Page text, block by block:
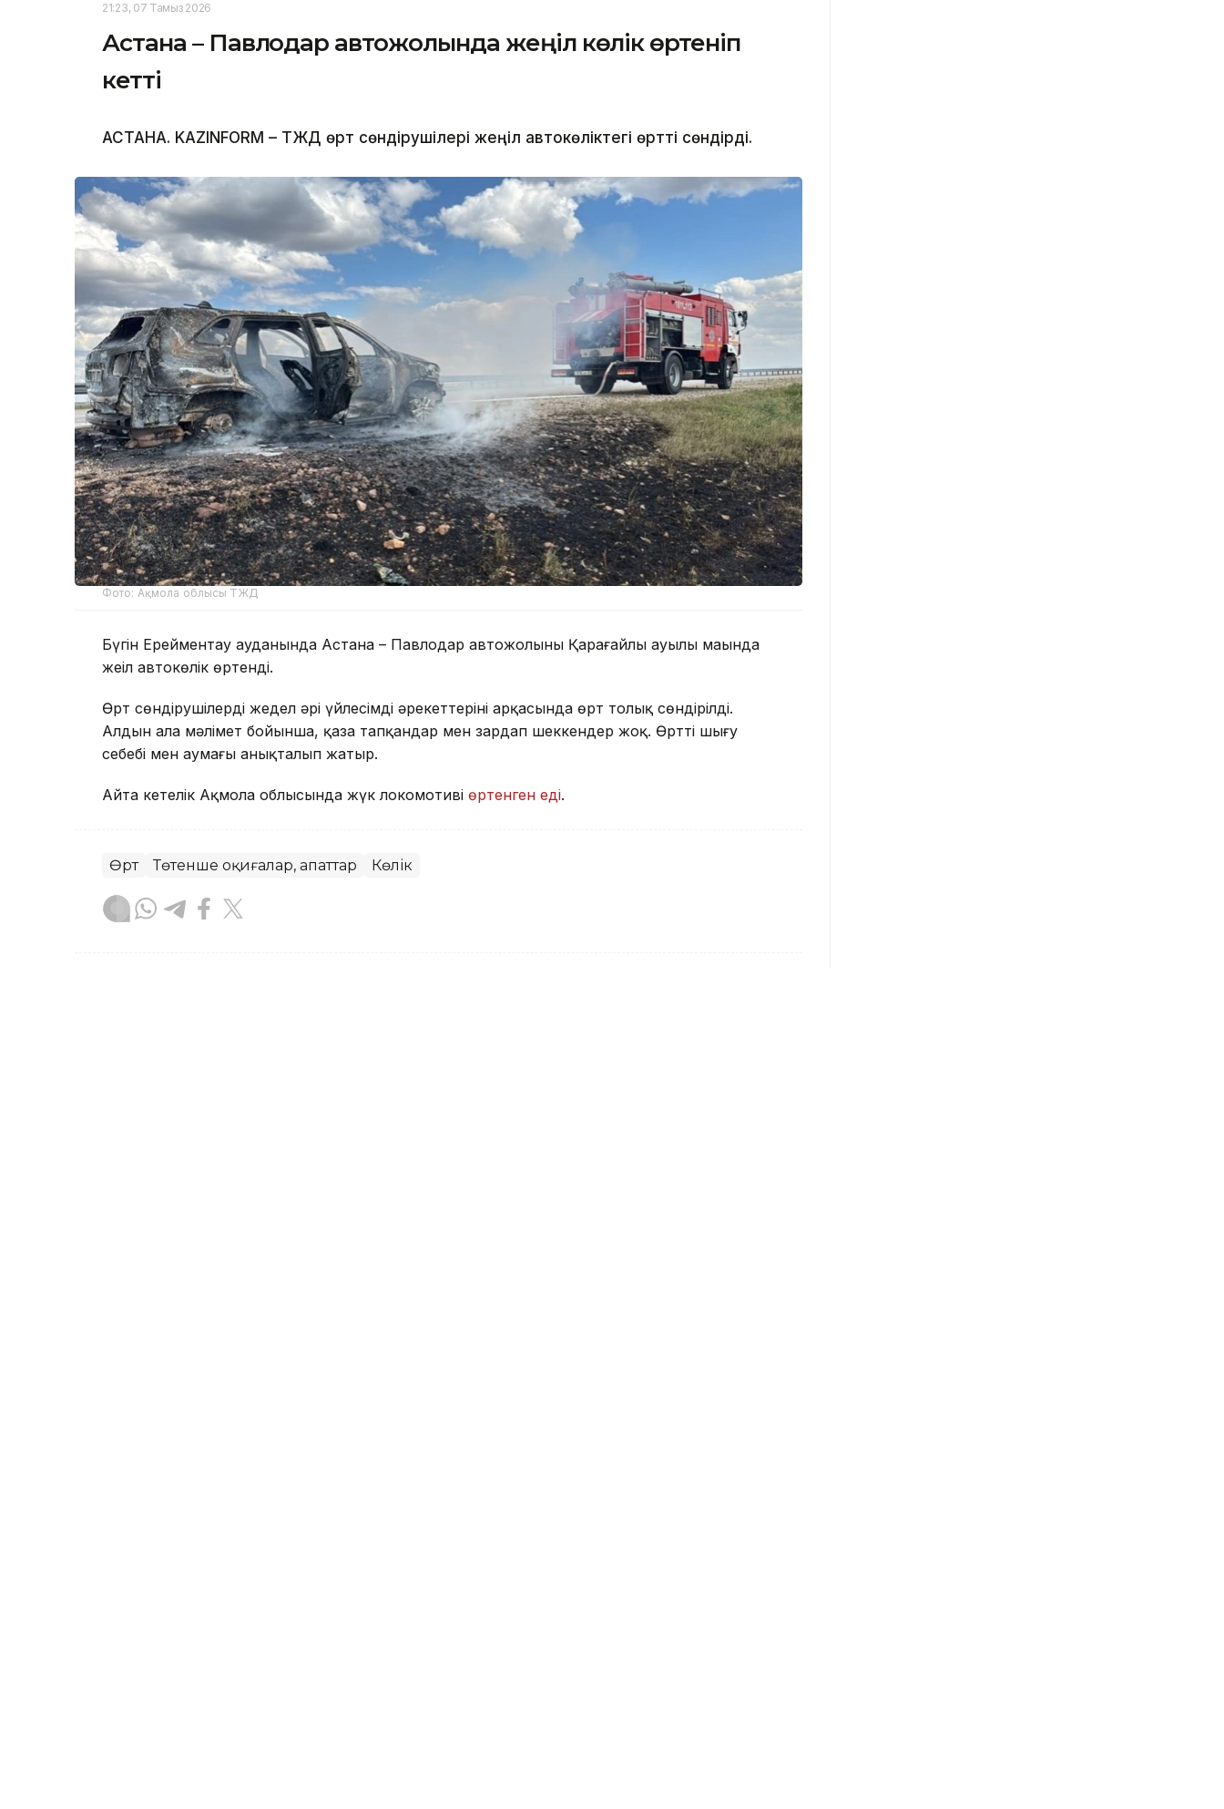
21:23, 07 Тамыз 2026
Астана – Павлодар автожолында жеңіл көлік өртеніп
кетті
АСТАНА. KAZINFORM – ТЖД өрт сөндірушілері жеңіл автокөліктегі өртті сөндірді.
Фото: Ақмола облысы ТЖД
Бүгін Ерейментау ауданында Астана – Павлодар автожолының Қарағайлы ауылы маңында
жеңіл автокөлік өртенді.
Өрт сөндірушілердің жедел әрі үйлесімді әрекеттерінің арқасында өрт толық сөндірілді.
Алдын ала мәлімет бойынша, қаза тапқандар мен зардап шеккендер жоқ. Өрттің шығу
себебі мен аумағы анықталып жатыр.
Айта кетелік Ақмола облысында жүк локомотиві өртенген еді.
Өрт Төтенше оқиғалар, апаттар Көлік